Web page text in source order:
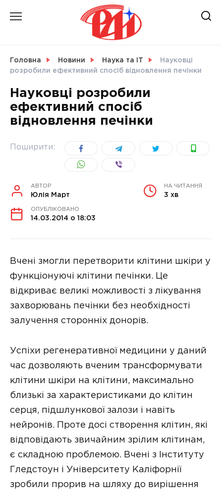
Головна Новини Наука та ІТ
Науковці
розробили ефективний спосіб відновлення печінки
Науковці розробили
ефективний спосіб
відновлення печінки
Поширити:
АВТОР
Юлія Март
НА ЧИТАННЯ
3 хв
ОПУБЛІКОВАНО
14.03.2014 о 18:03
Вчені змогли перетворити клітини шкіри у
функціонуючі клітини печінки. Це
відкриває великі можливості з лікування
захворювань печінки без необхідності
залучення сторонніх донорів.
Успіхи регенеративної медицини у даний
час дозволяють вченим трансформувати
клітини шкіри на клітини, максимально
близькі за характеристиками до клітин
серця, підшлункової залози і навіть
нейронів. Проте досі створення клітин, які
відповідають звичайним зрілим клітинам,
є складною проблемою. Вчені з Інституту
Гледстоун і Університету Каліфорнії
зробили прорив на шляху до вирішення